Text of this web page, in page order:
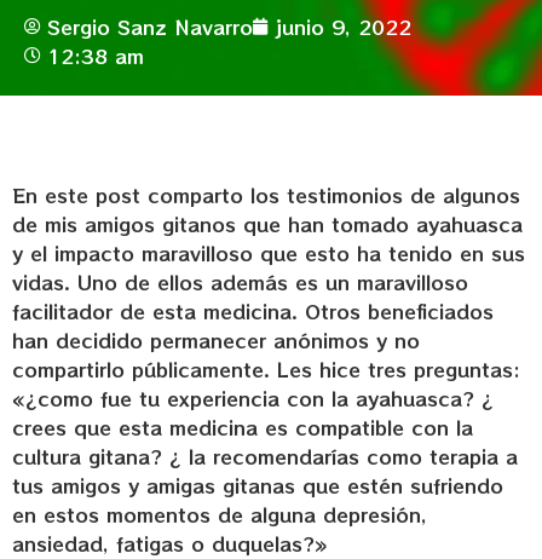
Sergio Sanz Navarro
junio 9, 2022
12:38 am
En este post comparto los testimonios de algunos
de mis amigos gitanos que han tomado ayahuasca
y el impacto maravilloso que esto ha tenido en sus
vidas. Uno de ellos además es un maravilloso
facilitador de esta medicina. Otros beneficiados
han decidido permanecer anónimos y no
compartirlo públicamente. Les hice tres preguntas:
«¿como fue tu experiencia con la ayahuasca? ¿
crees que esta medicina es compatible con la
cultura gitana? ¿ la recomendarías como terapia a
tus amigos y amigas gitanas que estén sufriendo
en estos momentos de alguna depresión,
ansiedad, fatigas o duquelas?»